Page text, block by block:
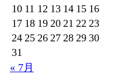
10 11 12 13 14 15 16
17 18 19 20 21 22 23
24 25 26 27 28 29 30
31
« 7月